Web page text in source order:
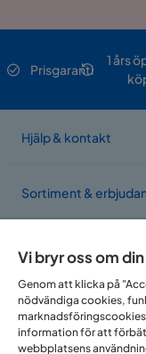
Prisgaranti
1 års
Hjälp & kontakt
Sortiment &
Om Trademax
Vi
Vi bryr oss om
Genom att klicka på
nödvändiga cookies,
marknadsföringscookies
information för att
webbplatsens